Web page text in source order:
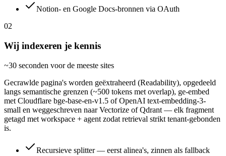
Notion- en Google Docs-bronnen via OAuth
02
Wij indexeren je kennis
~30 seconden voor de meeste sites
Gecrawlde pagina's worden geëxtraheerd (Readability), opgedeeld
langs semantische grenzen (~500 tokens met overlap), ge-embed
met Cloudflare bge-base-en-v1.5 of OpenAI text-embedding-3-
small en weggeschreven naar Vectorize of Qdrant — elk fragment
getagd met workspace + agent zodat retrieval strikt tenant-gebonden
is.
Recursieve splitter — eerst alinea's, zinnen als fallback